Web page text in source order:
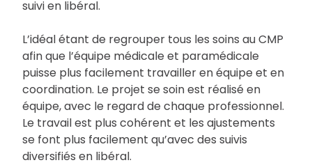
suivi en libéral.
L’idéal étant de regrouper tous les soins au CMP
afin que l’équipe médicale et paramédicale
puisse plus facilement travailler en équipe et en
coordination. Le projet se soin est réalisé en
équipe, avec le regard de chaque professionnel.
Le travail est plus cohérent et les ajustements
se font plus facilement qu’avec des suivis
diversifiés en libéral.